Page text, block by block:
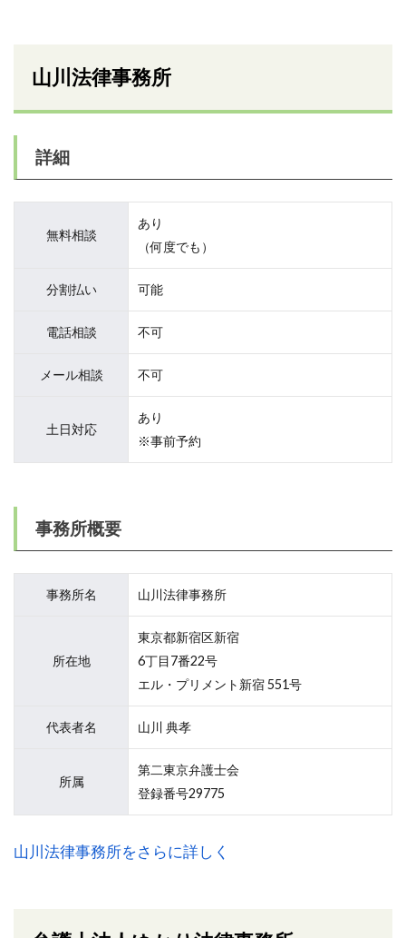
山川法律事務所
詳細
無料相談
あり
（何度でも）
分割払い 可能
電話相談 不可
メール相談 不可
土日対応
あり
※事前予約
事務所概要
事務所名 山川法律事務所
所在地
東京都新宿区新宿
6丁目7番22号
エル・プリメント新宿 551号
代表者名 山川 典孝
所属
第二東京弁護士会
登録番号29775
山川法律事務所をさらに詳しく